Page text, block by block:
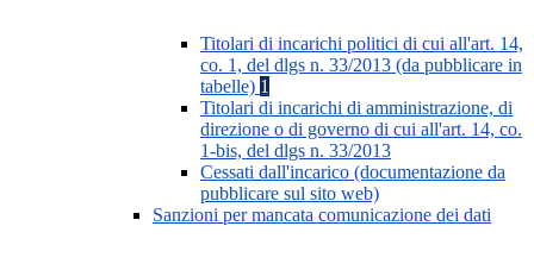
Titolari di incarichi politici di cui all'art. 14,
co. 1, del dlgs n. 33/2013 (da pubblicare in
tabelle) 1
Titolari di incarichi di amministrazione, di
direzione o di governo di cui all'art. 14, co.
1-bis, del dlgs n. 33/2013
Cessati dall'incarico (documentazione da
pubblicare sul sito web)
Sanzioni per mancata comunicazione dei dati